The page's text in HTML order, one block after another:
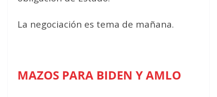
La negociación es tema de mañana.
MAZOS PARA BIDEN Y AMLO